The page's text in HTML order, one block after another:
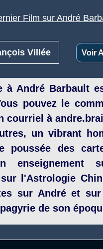
Film sur André
Villée Voir
à André Barbault
pouvez le
courriel à
un vibrant
poussée des
enseignement
l'Astrologie
sur André et
de son